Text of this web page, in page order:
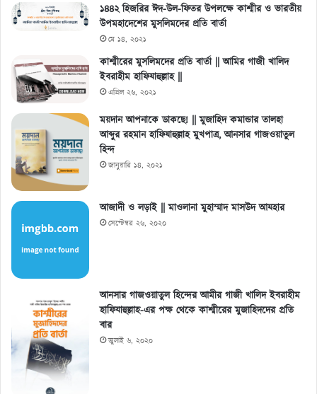
১৪৪২ হিজরির ঈদ-উল-ফিতর উপলক্ষে কাশ্মীর ও ভারতীয়
উপমহাদেশের মুসলিমদের প্রতি বার্তা
মে ১৪, ২০২১
কাশ্মীরের মুসলিমদের প্রতি বার্তা || আমির গাজী খালিদ
ইবরাহীম হাফিযাহুল্লাহ ||
এপ্রিল ২৬, ২০২১
ময়দান আপনাকে ডাকছে! || মুজাহিদ কমান্ডার তালহা
আব্দুর রহমান হাফিযাহুল্লাহ মুখপাত্র, আনসার গাজওয়াতুল
হিন্দ
জানুয়ারি ১৪, ২০২১
আজাদী ও লড়াই || মাওলানা মুহাম্মাদ মাসউদ আযহার
সেপ্টেম্বর ২৬, ২০২০
আনসার গাজওয়াতুল হিন্দের আমীর গাজী খালিদ ইবরাহীম
হাফিযাহুল্লাহ-এর পক্ষ থেকে কাশ্মীরের মুজাহিদদের প্রতি
বার
জুলাই ৬, ২০২০